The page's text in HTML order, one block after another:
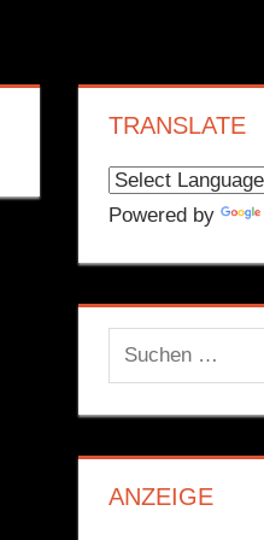
TRANSLATE
Powered by
Suchen
nach:
ANZEIGE